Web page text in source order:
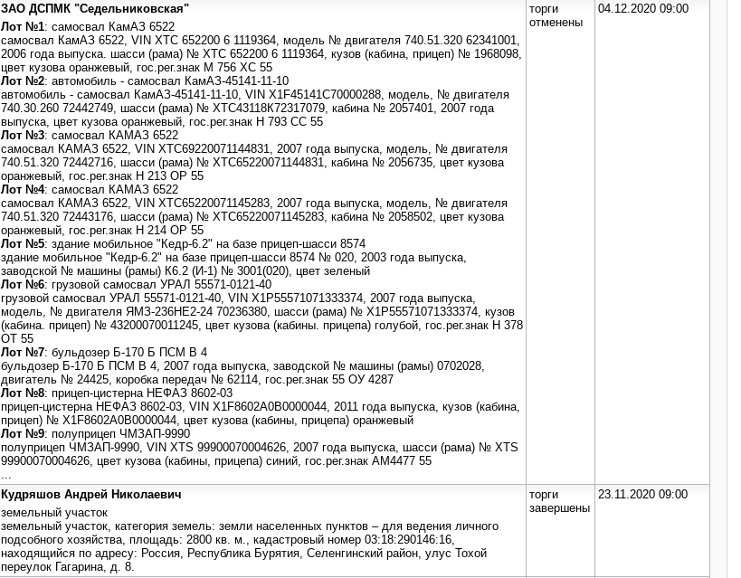
ЗАО ДСПМК "Седельниковская"
Лот №1: самосвал КамАЗ 6522
самосвал КамАЗ 6522, VIN ХТС 652200 6 1119364, модель № двигателя 740.51.320 62341001,
2006 года выпуска. шасси (рама) № ХТС 652200 6 1119364, кузов (кабина, прицеп) № 1968098,
цвет кузова оранжевый, гос.рег.знак М 756 ХС 55
Лот №2: автомобиль - самосвал КамАЗ-45141-11-10
автомобиль - самосвал КамАЗ-45141-11-10, VIN X1F45141C70000288, модель, № двигателя
740.30.260 72442749, шасси (рама) № ХТС43118К72317079, кабина № 2057401, 2007 года
выпуска, цвет кузова оранжевый, гос.рег.знак Н 793 СС 55
Лот №3: самосвал КАМАЗ 6522
самосвал КАМАЗ 6522, VIN ХТС69220071144831, 2007 года выпуска, модель, № двигателя
740.51.320 72442716, шасси (рама) № ХТС65220071144831, кабина № 2056735, цвет кузова
оранжевый, гос.рег.знак Н 213 ОР 55
Лот №4: самосвал КАМАЗ 6522
самосвал КАМАЗ 6522, VIN ХТС65220071145283, 2007 года выпуска, модель, № двигателя
740.51.320 72443176, шасси (рама) № ХТС65220071145283, кабина № 2058502, цвет кузова
оранжевый, гос.рег.знак Н 214 ОР 55
Лот №5: здание мобильное "Кедр-6.2" на базе прицеп-шасси 8574
здание мобильное "Кедр-6.2" на базе прицеп-шасси 8574 № 020, 2003 года выпуска,
заводской № машины (рамы) К6.2 (И-1) № 3001(020), цвет зеленый
Лот №6: грузовой самосвал УРАЛ 55571-0121-40
грузовой самосвал УРАЛ 55571-0121-40, VIN X1P55571071333374, 2007 года выпуска,
модель, № двигателя ЯМЗ-236НЕ2-24 70236380, шасси (рама) № X1P55571071333374, кузов
(кабина. прицеп) № 43200070011245, цвет кузова (кабины. прицепа) голубой, гос.рег.знак Н 378
ОТ 55
Лот №7: бульдозер Б-170 Б ПСМ В 4
бульдозер Б-170 Б ПСМ В 4, 2007 года выпуска, заводской № машины (рамы) 0702028,
двигатель № 24425, коробка передач № 62114, гос.рег.знак 55 ОУ 4287
Лот №8: прицеп-цистерна НЕФАЗ 8602-03
прицеп-цистерна НЕФАЗ 8602-03, VIN X1F8602А0В0000044, 2011 года выпуска, кузов (кабина,
прицеп) № X1F8602А0В0000044, цвет кузова (кабины, прицепа) оранжевый
Лот №9: полуприцеп ЧМЗАП-9990
полуприцеп ЧМЗАП-9990, VIN XTS 99900070004626, 2007 года выпуска, шасси (рама) № XTS
99900070004626, цвет кузова (кабины, прицепа) синий, гос.рег.знак АМ4477 55
торги
отменены
04.12.2020 09:00
Кудряшов Андрей Николаевич
земельный участок
земельный участок, категория земель: земли населенных пунктов – для ведения личного
подсобного хозяйства, площадь: 2800 кв. м., кадастровый номер 03:18:290146:16,
находящийся по адресу: Россия, Республика Бурятия, Селенгинский район, улус Тохой
переулок Гагарина, д. 8.
торги
завершены
23.11.2020 09:00